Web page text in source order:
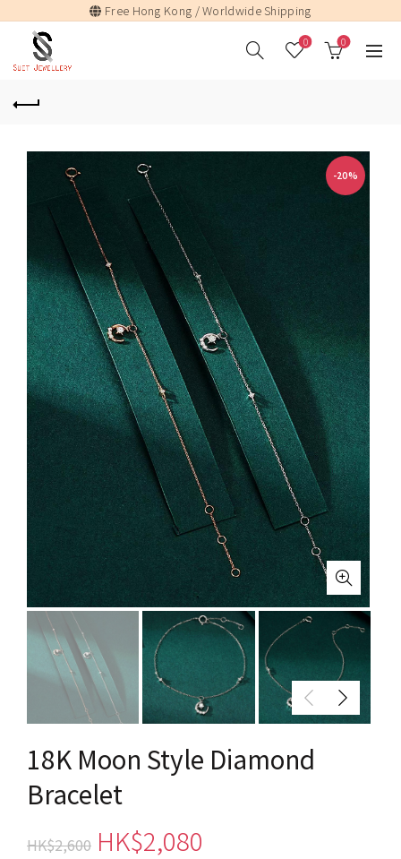
Free Hong Kong / Worldwide Shipping
0 0
-20%
18K Moon Style Diamond
Bracelet
HK$2,600 原
HK$2,080